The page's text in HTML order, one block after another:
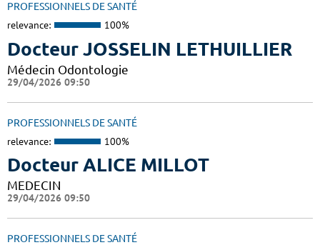
PROFESSIONNELS DE SANTÉ
relevance: 100%
Docteur JOSSELIN LETHUILLIER
Médecin Odontologie
29/04/2026 09:50
PROFESSIONNELS DE SANTÉ
relevance: 100%
Docteur ALICE MILLOT
MEDECIN
29/04/2026 09:50
PROFESSIONNELS DE SANTÉ